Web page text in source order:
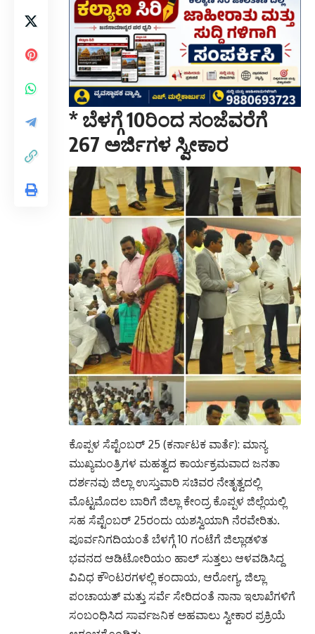
* ಬೆಳಗ್ಗೆ 10ರಿಂದ ಸಂಜೆವರೆಗೆ
267 ಅರ್ಜಿಗಳ ಸ್ವೀಕಾರ
ಕೊಪ್ಪಳ ಸೆಪ್ಟೆಂಬರ್ 25 (ಕರ್ನಾಟಕ ವಾರ್ತೆ): ಮಾನ್ಯ
ಮುಖ್ಯಮಂತ್ರಿಗಳ ಮಹತ್ವದ ಕಾರ್ಯಕ್ರಮವಾದ ಜನತಾ
ದರ್ಶನವು ಜಿಲ್ಲಾ ಉಸ್ತುವಾರಿ ಸಚಿವರ ನೇತೃತ್ವದಲ್ಲಿ
ಮೊಟ್ಟಮೊದಲ ಬಾರಿಗೆ ಜಿಲ್ಲಾ ಕೇಂದ್ರ ಕೊಪ್ಪಳ ಜಿಲ್ಲೆಯಲ್ಲಿ
ಸಹ ಸೆಪ್ಟೆಂಬರ್ 25ರಂದು ಯಶಸ್ವಿಯಾಗಿ ನೆರವೇರಿತು.
ಪೂರ್ವನಿಗದಿಯಂತೆ ಬೆಳಗ್ಗೆ 10 ಗಂಟೆಗೆ ಜಿಲ್ಲಾಡಳಿತ
ಭವನದ ಆಡಿಟೋರಿಯಂ ಹಾಲ್ ಸುತ್ತಲು ಆಳವಡಿಸಿದ್ದ
ವಿವಿಧ ಕೌಂಟರಗಳಲ್ಲಿ ಕಂದಾಯ, ಆರೋಗ್ಯ, ಜಿಲ್ಲಾ
ಪಂಚಾಯತ್ ಮತ್ತು ಸರ್ವೆ ಸೇರಿದಂತೆ ನಾನಾ ಇಲಾಖೆಗಳಿಗೆ
ಸಂಬಂಧಿಸಿದ ಸಾರ್ವಜನಿಕ ಅಹವಾಲು ಸ್ವೀಕಾರ ಪ್ರಕ್ರಿಯೆ